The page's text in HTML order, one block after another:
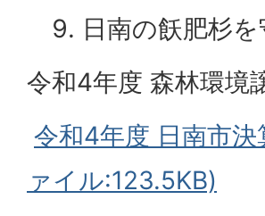
日南の飫肥杉
令和4年度 森林環境
令和4年度 日南市
ァイル:123.5KB)